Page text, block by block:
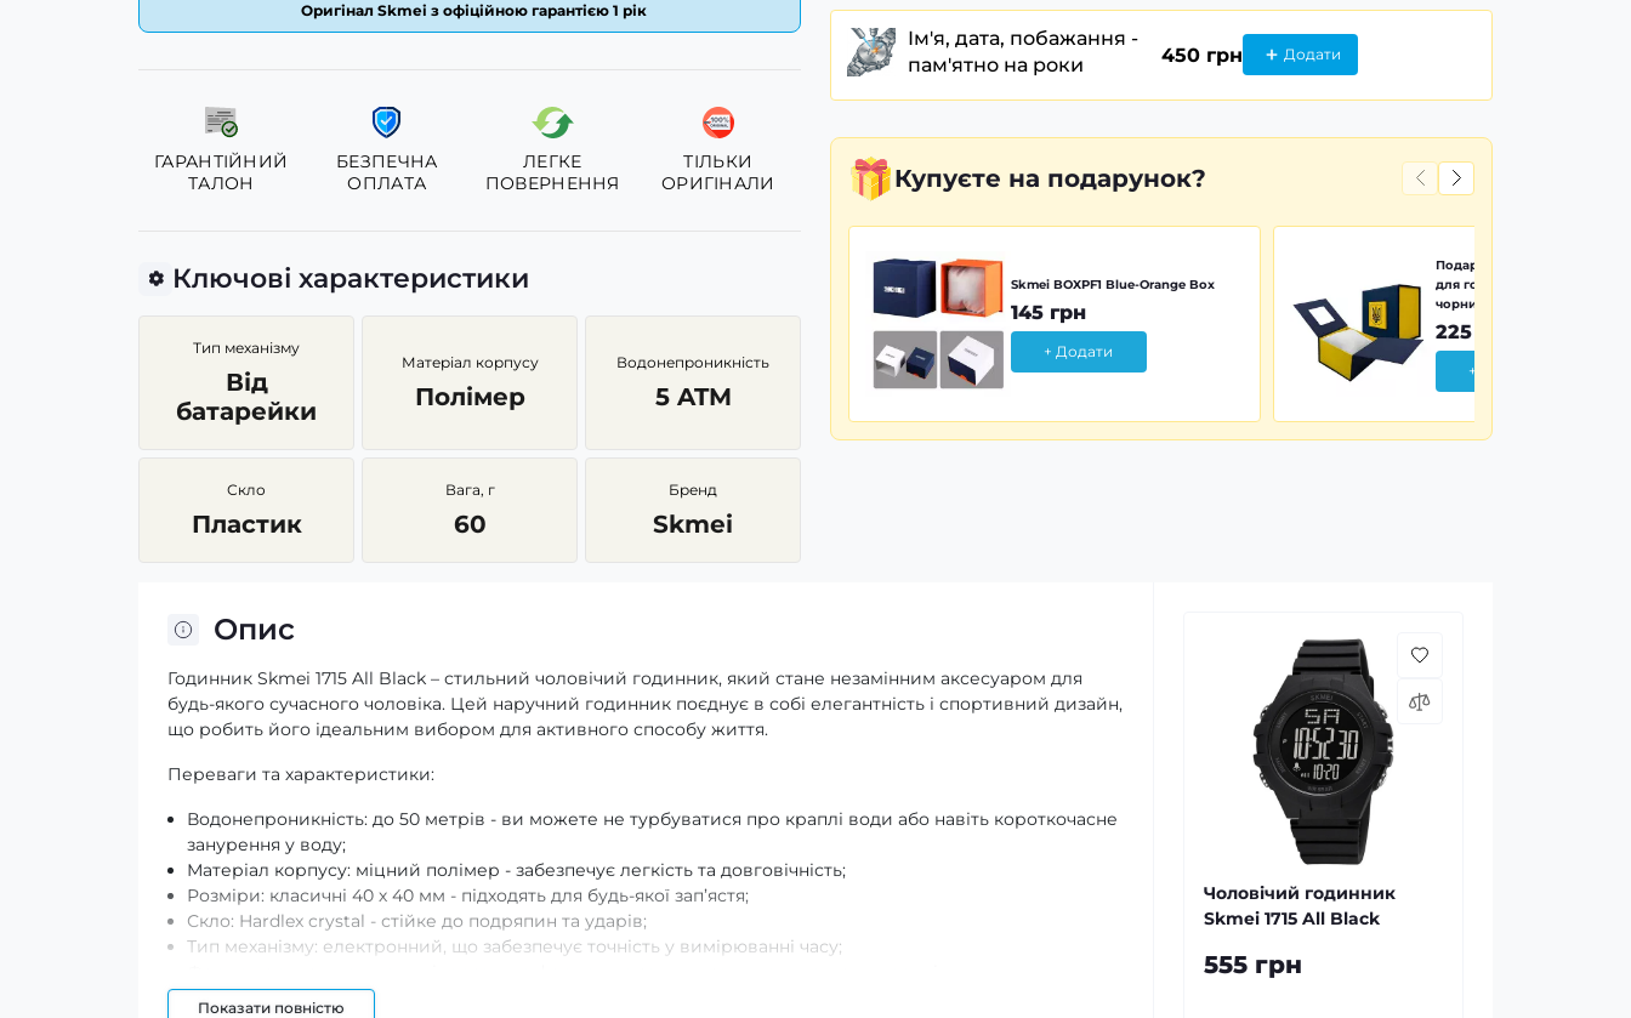
Оригінал Skmei з офіційною гарантією 1 рік
ГАРАНТІЙНИЙ
ТАЛОН
БЕЗПЕЧНА
ОПЛАТА
ЛЕГКЕ
ПОВЕРНЕННЯ
ТІЛЬКИ
ОРИГІНАЛИ
Ключові характеристики
Тип механізму
Від
батарейки
Матеріал корпусу
Полімер
Водонепроникність
5 ATM
Скло
Пластик
Вага, г
60
Бренд
Skmei
Ім'я, дата, побажання -
пам'ятно на роки
450 грн Додати
Купуєте на подарунок?
Skmei BOXPF1 Blue-Orange Box
145 грн
+ Додати
Подарункова картонна
для годинника синьо-жовта
чорним тризубом
225 грн
+ Додати
Опис
Годинник Skmei 1715 All Black – стильний чоловічий годинник, який стане незамінним аксесуаром для
будь-якого сучасного чоловіка. Цей наручний годинник поєднує в собі елегантність і спортивний дизайн,
що робить його ідеальним вибором для активного способу життя.
Переваги та характеристики:
Водонепроникність: до 50 метрів - ви можете не турбуватися про краплі води або навіть короткочасне
занурення у воду;
Матеріал корпусу: міцний полімер - забезпечує легкість та довговічність;
Розміри: класичні 40 х 40 мм - підходять для будь-якої зап’ястя;
Скло: Hardlex crystal - стійке до подряпин та ударів;
Тип механізму: електронний, що забезпечує точність у вимірюванні часу;
Гарантія на товар складає 12 місяців!
Показати повністю
Чоловічий годинник
Skmei 1715 All Black
555 грн